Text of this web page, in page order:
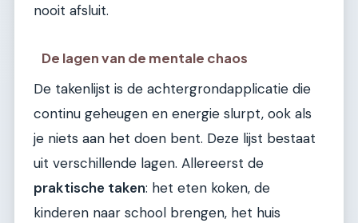
nooit afsluit.
De lagen van de mentale chaos
De takenlijst is de achtergrondapplicatie die
continu geheugen en energie slurpt, ook als
je niets aan het doen bent. Deze lijst bestaat
uit verschillende lagen. Allereerst de
praktische taken: het eten koken, de
kinderen naar school brengen, het huis